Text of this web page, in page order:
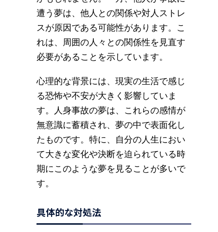
遭う夢は、他人との関係や対人ストレ
スが原因である可能性があります。こ
れは、周囲の人々との関係性を見直す
必要があることを示しています。
心理的な背景には、現実の生活で感じ
る恐怖や不安が大きく影響していま
す。人身事故の夢は、これらの感情が
無意識に蓄積され、夢の中で表面化し
たものです。特に、自分の人生におい
て大きな変化や決断を迫られている時
期にこのような夢を見ることが多いで
す。
具体的な対処法